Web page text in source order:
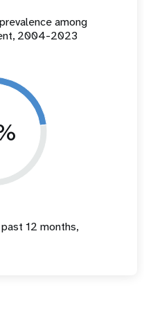
among
2004-2023
12 months,